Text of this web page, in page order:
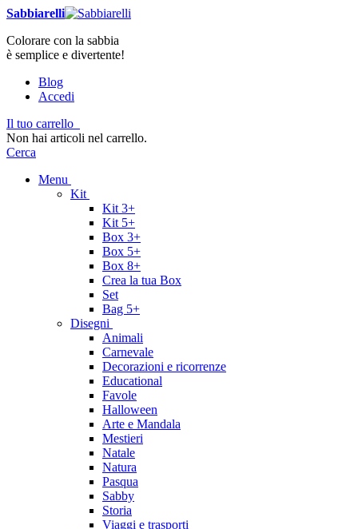
Sabbiarelli
Colorare con la sabbia
è semplice e divertente!
Blog
Accedi
Il tuo carrello
Non hai articoli nel carrello.
Cerca
Menu
Kit
Kit 3+
Kit 5+
Box 3+
Box 5+
Box 8+
Crea la tua Box
Set
Bag 5+
Disegni
Animali
Carnevale
Decorazioni e ricorrenze
Educational
Favole
Halloween
Arte e Mandala
Mestieri
Natale
Natura
Pasqua
Sabby
Storia
Viaggi e trasporti